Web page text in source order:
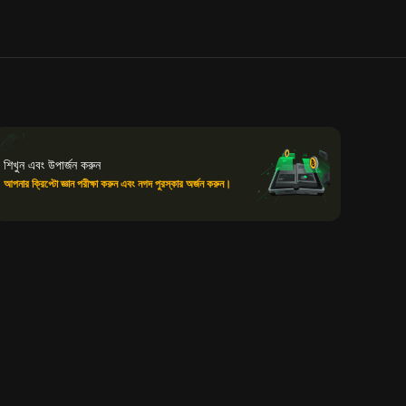
শিখুন এবং উপার্জন করুন
আপনার ক্রিপ্টো জ্ঞান পরীক্ষা করুন এবং নগদ পুরস্কার অর্জন করুন।